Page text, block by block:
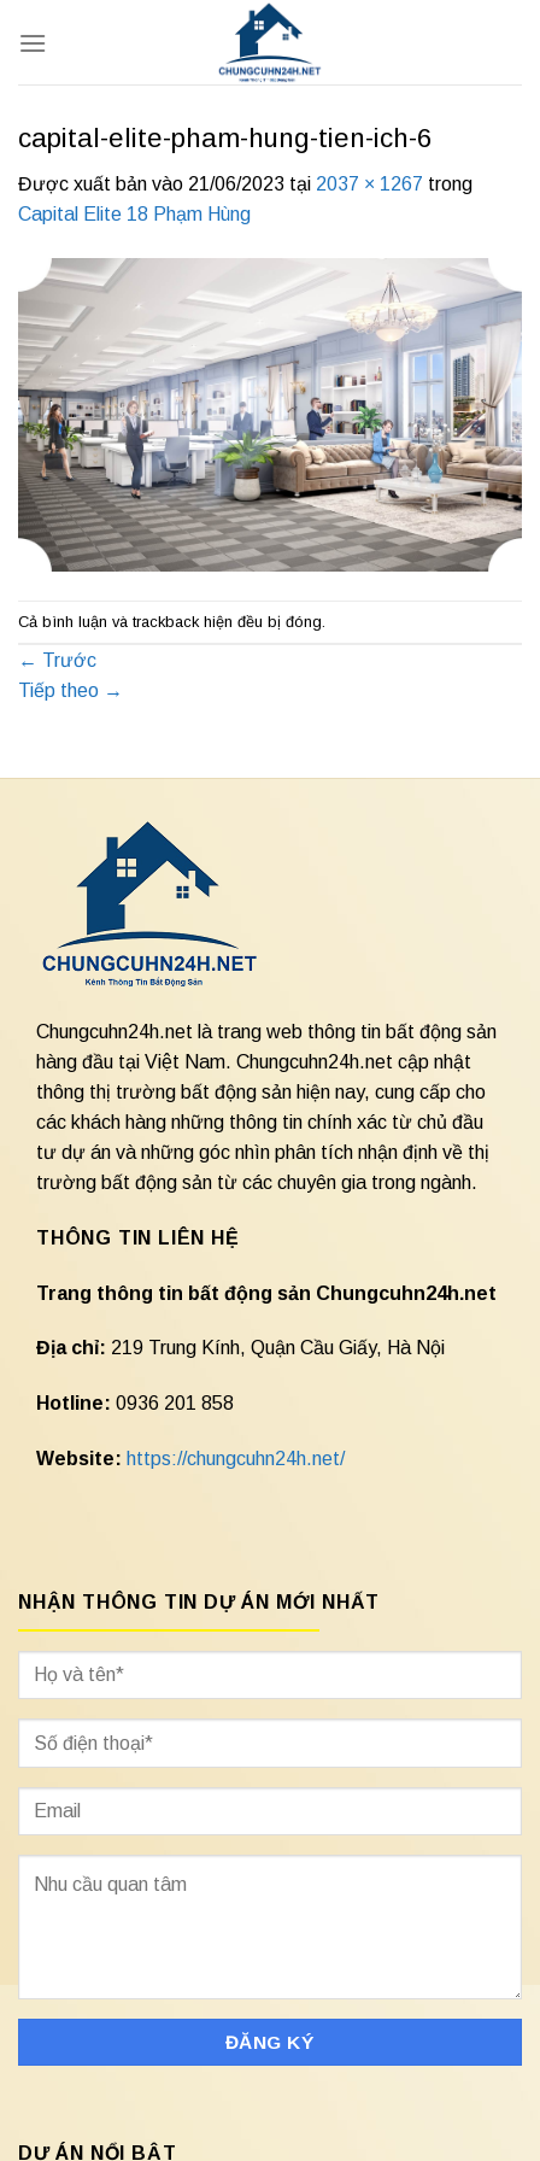
qua
capital-elite-pham-hung-tien-ich-6
Được xuất bản vào 21/06/2023 tại 2037 × 1267 trong
Capital Elite 18 Phạm Hùng
Cả bình luận và trackback hiện đều bị đóng.
← Trước
Tiếp theo →
Chungcuhn24h.net là trang web thông tin bất động sản
hàng đầu tại Việt Nam. Chungcuhn24h.net cập nhật
thông thị trường bất động sản hiện nay, cung cấp cho
các khách hàng những thông tin chính xác từ chủ đầu
tư dự án và những góc nhìn phân tích nhận định về thị
trường bất động sản từ các chuyên gia trong ngành.
THÔNG TIN LIÊN HỆ
Trang thông tin bất động sản Chungcuhn24h.net
Địa chỉ: 219 Trung Kính, Quận Cầu Giấy, Hà Nội
Hotline: 0936 201 858
Website: https://chungcuhn24h.net/
NHẬN THÔNG TIN DỰ ÁN MỚI NHẤT
DỰ ÁN NỔI BẬT